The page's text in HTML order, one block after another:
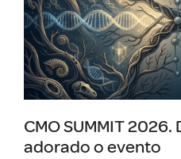
CMO SUMMIT
adorado o evento